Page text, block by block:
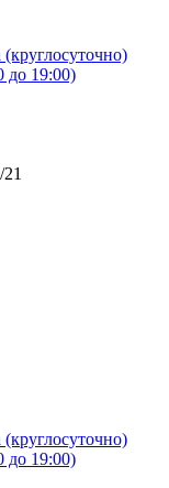
до 19:00)
до 19:00)